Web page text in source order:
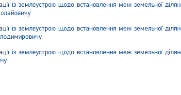
із землеустрою щодо встановлення меж земельної
із землеустрою щодо встановлення меж земельної
із землеустрою щодо встановлення меж земельної